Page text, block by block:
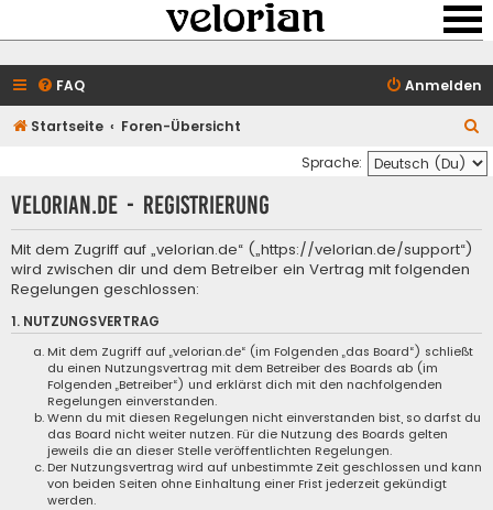
FAQ Anmelden
Startseite Foren-Übersicht
u
c
Sprache:
velorian.de - Registrierung
Mit dem Zugriff auf „velorian.de“ („https://velorian.de/support“)
wird zwischen dir und dem Betreiber ein Vertrag mit folgenden
Regelungen geschlossen:
1. NUTZUNGSVERTRAG
Mit dem Zugriff auf „velorian.de“ (im Folgenden „das Board“) schließt
du einen Nutzungsvertrag mit dem Betreiber des Boards ab (im
Folgenden „Betreiber“) und erklärst dich mit den nachfolgenden
Regelungen einverstanden.
Wenn du mit diesen Regelungen nicht einverstanden bist, so darfst du
das Board nicht weiter nutzen. Für die Nutzung des Boards gelten
jeweils die an dieser Stelle veröffentlichten Regelungen.
Der Nutzungsvertrag wird auf unbestimmte Zeit geschlossen und kann
von beiden Seiten ohne Einhaltung einer Frist jederzeit gekündigt
werden.